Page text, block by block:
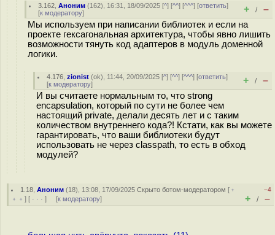
3.162 ,Аноним (162), 16:31, 18/09/2025 [^] [^^] [^^^] [ответить]
[к модератору] + / –
Мы используем при написании библиотек и если на
проекте гексагональная архитектура, чтобы явно лишить
возможности тянуть код адаптеров в модуль доменной
логики.
4.176 ,zionist (ok), 11:44, 20/09/2025 [^] [^^] [^^^] [ответить]
[к модератору] + / –
И вы считаете нормальным то, что strong
encapsulation, который по сути не более чем
настоящий private, делали десять лет и с таким
количеством внутреннего кода?! Кстати, как вы можете
гарантировать, что ваши библиотеки будут
использовать не через classpath, то есть в обход
модулей?
1.18 ,Аноним (18), 13:08, 17/09/2025Скрыто ботом-модератором [ ﹢
﹢﹢ ] [ · · · ] [к модератору]
–4
+ / –